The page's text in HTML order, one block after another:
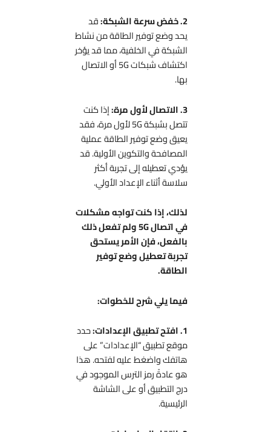
قد
يحد وضع توفير الطاقة من نشاط
الشبكة في الخلفية، مما قد يؤخر
اكتشاف شبكات 5G أو الاتصال
بها.
إذا كنت
تتصل بشبكة 5G لأول مرة، فقد
يعيق وضع توفير الطاقة عملية
المصافحة والتكوين الأولية. قد
يؤدي تعطيله إلى تجربة أكثر
سلاسة أثناء الإعداد الأولي.
لذلك، إذا كنت تواجه مشكلات
في اتصال 5G ولم تفعل ذلك
بالفعل، فإن الأمر يستحق
تجربة تعطيل وضع توفير
الطاقة.
فيما يلي شرح للخطوات:
حدد
موقع تطبيق “الإعدادات” على
هاتفك واضغط عليه لفتحه. هذا
هو عادةً رمز الترس الموجود في
درج التطبيق أو على الشاشة
الرئيسية.